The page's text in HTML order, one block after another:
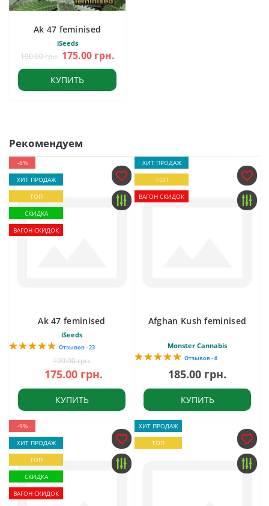
Ak 47 feminised
iSeeds
190.00 грн. 175.00 грн.
КУПИТЬ
Рекомендуем
-8%
ХИТ ПРОДАЖ
ТОП
СКИДКА
ВАГОН СКИДОК
Ak 47 feminised
iSeeds
Отзывов - 23
190.00 грн.
175.00 грн.
КУПИТЬ
ХИТ ПРОДАЖ
ТОП
ВАГОН СКИДОК
Afghan Kush feminised
Monster Cannabis
Отзывов - 6
185.00 грн.
КУПИТЬ
-9%
ХИТ ПРОДАЖ
ТОП
СКИДКА
ВАГОН СКИДОК
ХИТ ПРОДАЖ
ТОП